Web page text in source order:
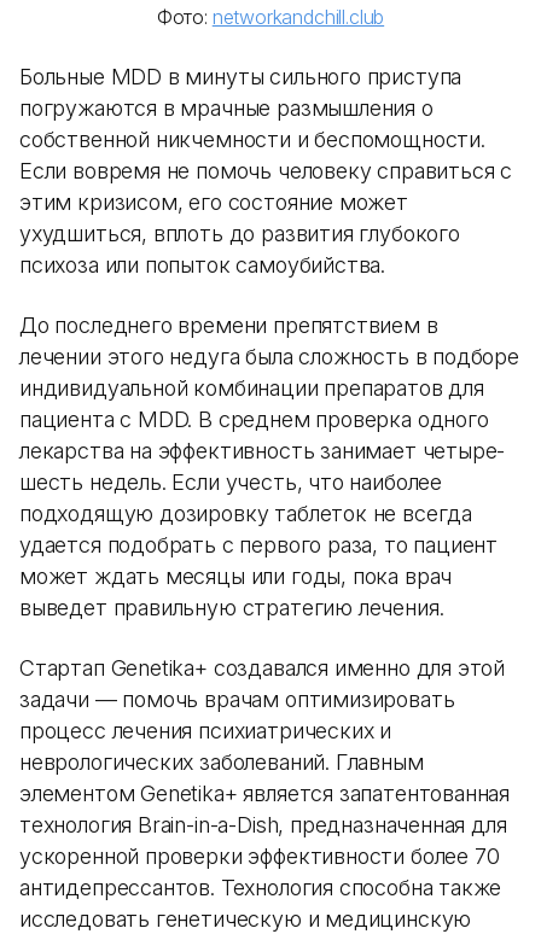
Фото: networkandchill.club
Больные MDD в минуты сильного приступа
погружаются в мрачные размышления о
собственной никчемности и беспомощности.
Если вовремя не помочь человеку справиться с
этим кризисом, его состояние может
ухудшиться, вплоть до развития глубокого
психоза или попыток самоубийства.
До последнего времени препятствием в
лечении этого недуга была сложность в подборе
индивидуальной комбинации препаратов для
пациента с MDD. В среднем проверка одного
лекарства на эффективность занимает четыре-
шесть недель. Если учесть, что наиболее
подходящую дозировку таблеток не всегда
удается подобрать с первого раза, то пациент
может ждать месяцы или годы, пока врач
выведет правильную стратегию лечения.
Стартап Genetika+ создавался именно для этой
задачи — помочь врачам оптимизировать
процесс лечения психиатрических и
неврологических заболеваний. Главным
элементом Genetika+ является запатентованная
технология Brain-in-a-Dish, предназначенная для
ускоренной проверки эффективности более 70
антидепрессантов. Технология способна также
исследовать генетическую и медицинскую